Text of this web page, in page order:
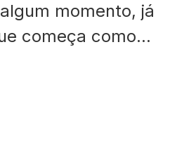
momento, já
começa como